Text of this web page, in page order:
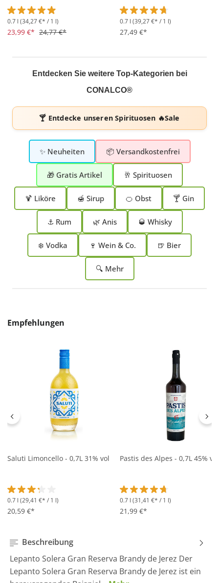
Durchschnittliche Bewertung von 4.8 von 5 Sternen
0.7 l (34,27 €* / 1 l)
23,99 €* 24,77 €*
Durchschnittliche
0.7 l (39,27 €* / 1 l)
27,49 €*
Entdecken Sie weitere Top-Kategorien bei
CONALCO®
🍸 Entdecke unserenSpirituosen 🔥Sale
✨ Neuheiten 📦 Versandkostenfrei
🎁 Gratis Artikel 🥂 Spirituosen
🍹 Liköre 🍯 Sirup 🍊 Obst 🍸 Gin
⚓ Rum 🌿 Anis 🥃 Whisky
❄️ Vodka 🍷 Wein & Co. 🍺 Bier
🔍 Mehr
Produktgalerie überspringen
Empfehlungen
Saluti Limoncello - 0,7L 31% vol
Durchschnittliche Bewertung von 3.2 von 5 Sternen
0.7 l (29,41 €* / 1 l)
20,59 €*
Pastis des Alpes - 0,7L 45% vol
Durchschnittliche
0.7 l (31,41 €* / 1 l)
21,99 €*
Beschreibung
Lepanto Solera Gran Reserva Brandy de Jerez Der
Lepanto Solera Gran Reserva Brandy de Jerez ist ein